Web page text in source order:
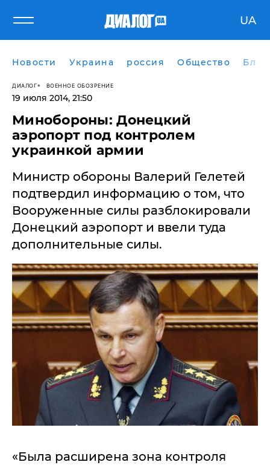
UA
Новости Украина россия Общество
ДИАЛОГ ВОЕННОЕ ОБОЗРЕНИЕ
19 июля 2014, 21:50
Минобороны: Донецкий
аэропорт под контролем
украинкой армии
Министр обороны Валерий Гелетей
подтвердил информацию о том, что
Вооруженные силы разблокировали
Донецкий аэропорт и ввели туда
дополнительные силы.
«Была расширена зона контроля